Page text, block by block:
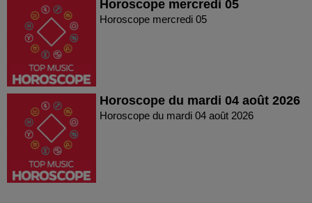
Horoscope mercredi 05
Horoscope mercredi 05
Horoscope du mardi 04 août 2026
Horoscope du mardi 04 août 2026